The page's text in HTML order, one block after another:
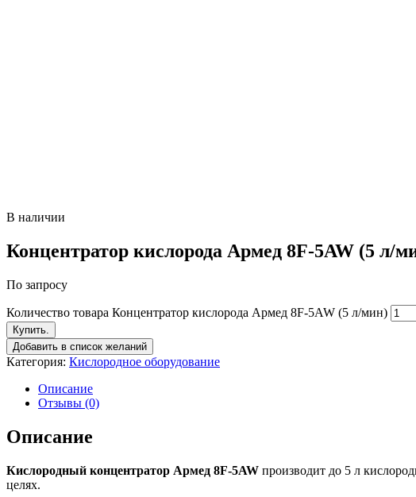
В наличии
Концентратор кислорода Армед 8F-5AW (5 л/
По запросу
Количество товара Концентратор кислорода Армед 8F-5AW (5 л/мин)
Купить.
Добавить в список желаний
Категория: Кислородное оборудование
Описание
Отзывы (0)
Описание
Кислородный концентратор Армед 8F-5AW производит до 5 л
целях.